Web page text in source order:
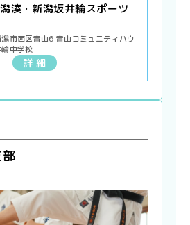
湊・新潟坂井輪スポーツ
市西区青山6 青山コミュニティハウ
中学校
詳 細